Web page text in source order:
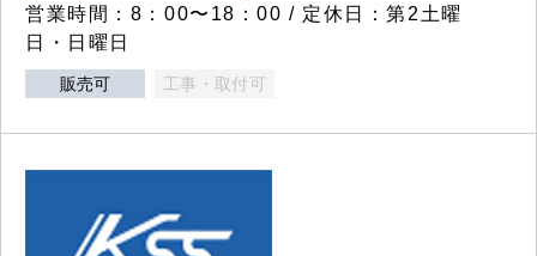
営業時間：8：00〜18：00 / 定休日：第2土曜
日・日曜日
販売可 工事・取付可